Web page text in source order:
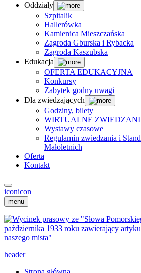
Oddziały
Szpitalik
Hallerówka
Kamienica Mieszczańska
Zagroda Gburska i Rybacka
Zagroda Kaszubska
Edukacja
OFERTA EDUKACYJNA
Konkursy
Zabytek godny uwagi
Dla zwiedzających
Godziny, bilety
WIRTUALNE
Wystawy czasowe
Regulamin zwiedzania i
Małoletnich
Oferta
Kontakt
iconicon
menu
header